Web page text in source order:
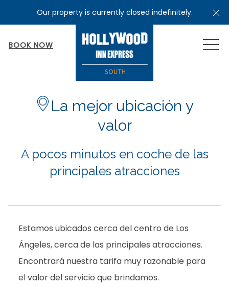
Our property is currently closed indefinitely.
BOOK NOW
​La mejorubicación y
valor
A pocos minutos en coche de las
principales atracciones
Estamos ubicados cerca del centro de Los
Ángeles, cerca de las principales atracciones.
Encontrará nuestra tarifa muy razonable para
el valor del servicio que brindamos.